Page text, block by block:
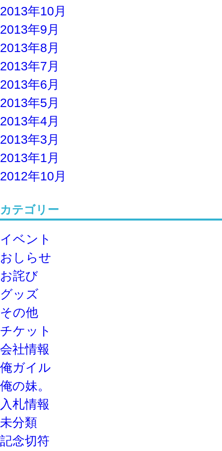
2013年10月
2013年9月
2013年8月
2013年7月
2013年6月
2013年5月
2013年4月
2013年3月
2013年1月
2012年10月
カテゴリー
イベント
おしらせ
お詫び
グッズ
その他
チケット
会社情報
俺ガイル
俺の妹。
入札情報
未分類
記念切符